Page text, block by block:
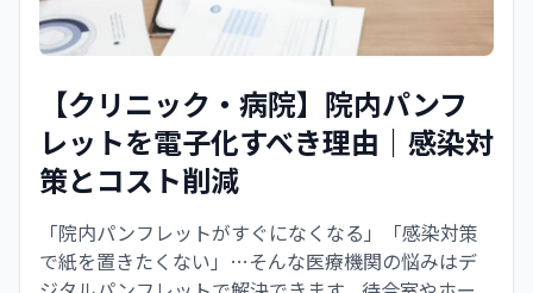
【クリニック・病院】院内パンフ
レットを電子化すべき理由｜感染対
策とコスト削減
「院内パンフレットがすぐになくなる」「感染対策
で紙を置きたくない」…そんな医療機関の悩みはデ